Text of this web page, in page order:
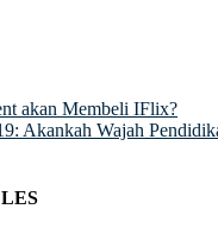
akan Membeli IFlix?
Akankah Wajah